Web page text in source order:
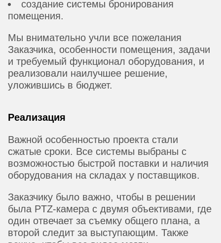
создание системы бронирования
помещения.
Мы внимательно учли все пожелания
Заказчика, особенности помещения, задачи
и требуемый функционал оборудования, и
реализовали наилучшее решение,
уложившись в бюджет.
Реализация
Важной особенностью проекта стали
сжатые сроки. Все системы выбраны с
возможностью быстрой поставки и наличия
оборудования на складах у поставщиков.
Заказчику было важно, чтобы в решении
была PTZ-камера с двумя объективами, где
один отвечает за съемку общего плана, а
второй следит за выступающим. Также